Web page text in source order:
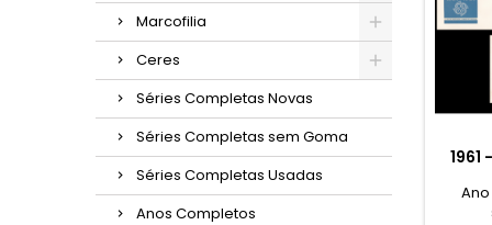
Marcofilia
Ceres
Séries Completas Novas
Séries Completas sem Goma
Séries Completas Usadas
Anos Completos
1961